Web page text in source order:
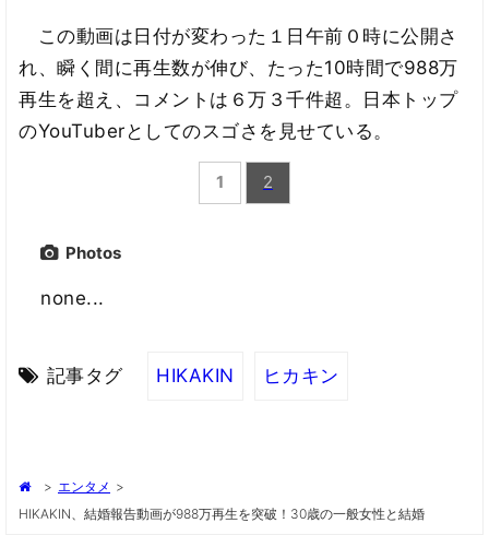
この動画は日付が変わった１日午前０時に公開さ
れ、瞬く間に再生数が伸び、たった10時間で988万
再生を超え、コメントは６万３千件超。日本トップ
のYouTuberとしてのスゴさを見せている。
1 2
Photos
none...
記事タグ HIKAKIN ヒカキン
> エンタメ >
HIKAKIN、結婚報告動画が988万再生を突破！30歳の一般女性と結婚